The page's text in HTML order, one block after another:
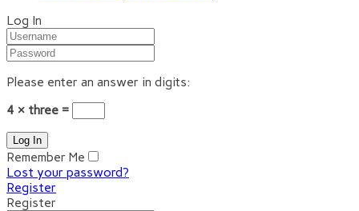
Log In
Please enter an answer in digits:
4 × three =
Remember Me
Lost your password?
Register
Register